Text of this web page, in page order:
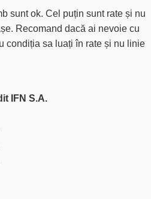
sunt ok. Cel puțin sunt rate și nu
Recomand dacă ai nevoie cu
condiția sa luați în rate și nu linie
IFN S.A.